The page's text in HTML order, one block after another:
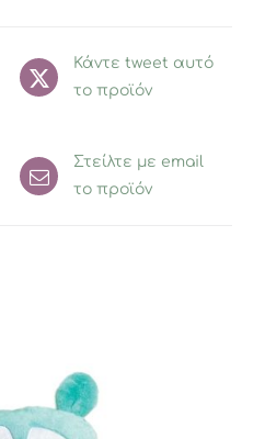
Κάντε tweet αυτό
το προϊόν
Στείλτε με email
το προϊόν